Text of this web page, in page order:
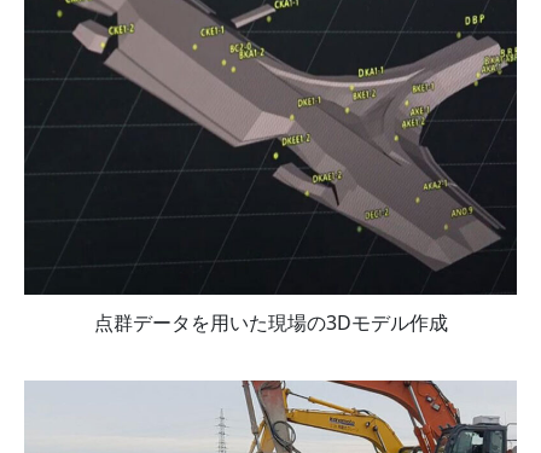
点群データを用いた現場の3Dモデル作成